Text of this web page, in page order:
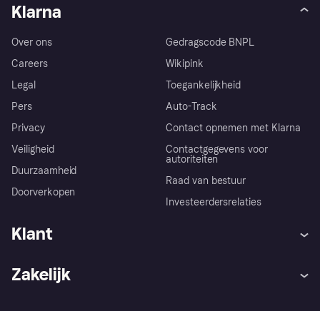
Klarna
Over ons
Careers
Legal
Pers
Privacy
Veiligheid
Duurzaamheid
Doorverkopen
Gedragscode BNPL
Wikipink
Toegankelijkheid
Auto-Track
Contact opnemen met Klarna
Contactgegevens voor
autoriteiten
Raad van bestuur
Investeerdersrelaties
Klant
Zakelijk